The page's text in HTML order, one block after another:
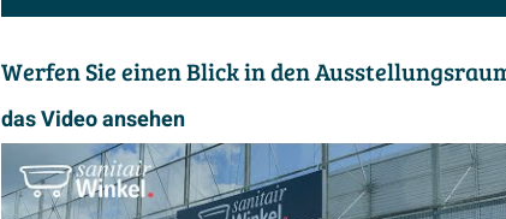
Werfen Sie einen Blick in den
das Video ansehen